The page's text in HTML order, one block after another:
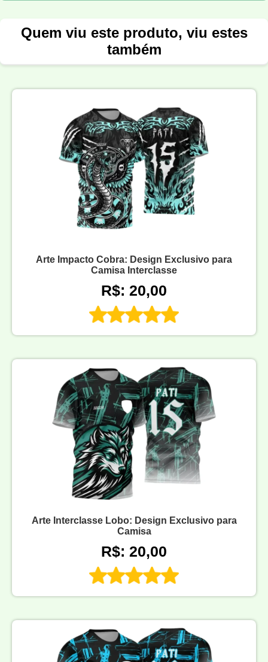
Quem viu este produto, viu estes
também
Arte Impacto Cobra: Design Exclusivo para
Camisa Interclasse
R$: 20,00
Arte Interclasse Lobo: Design Exclusivo para
Camisa
R$: 20,00